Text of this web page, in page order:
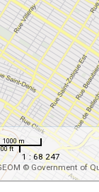
1000 m
ft
1 : 68 247
© Government of